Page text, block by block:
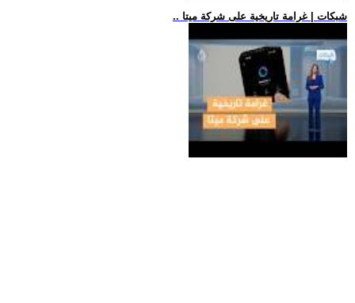
.. شبكات | غرامة تاريخية على شركة ميتا